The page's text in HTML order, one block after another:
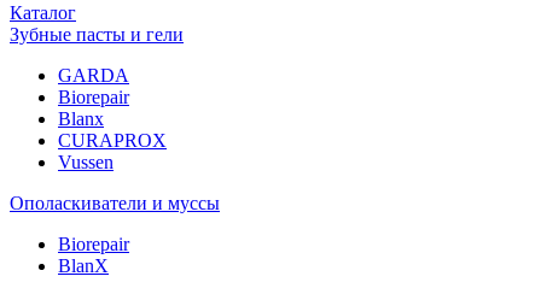
Каталог
Зубные пасты и гели
GARDA
Biorepair
Blanx
CURAPROX
Vussen
Ополаскиватели и муссы
Biorepair
BlanX